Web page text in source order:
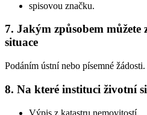
spisovou značku.
7. Jakým způsobem
situace
Podáním ústní nebo písemné žádosti.
8. Na které instituci životní
Výpis z katastru nemovitostí,